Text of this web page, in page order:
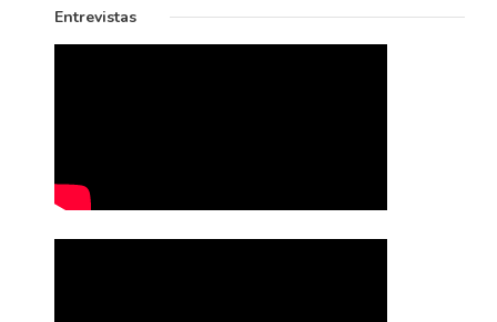
Entrevistas